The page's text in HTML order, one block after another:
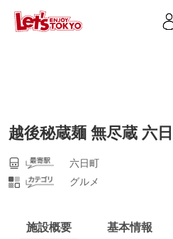
越後秘蔵麺 無尽蔵 六
六日町
グルメ
施設概要 基本情報